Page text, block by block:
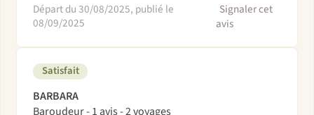
Départ du 30/08/2025, publié le
08/09/2025
Signaler cet
avis
Satisfait
BARBARA
Baroudeur - 1 avis - 2 voyages